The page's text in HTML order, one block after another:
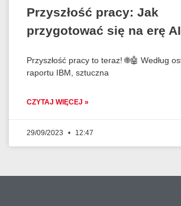
Przyszłość pracy: Jak
przygotować się na erę
Przyszłość pracy to teraz! 🌐🤖 Według
raportu IBM, sztuczna
CZYTAJ WIĘCEJ »
29/09/2023 12:47